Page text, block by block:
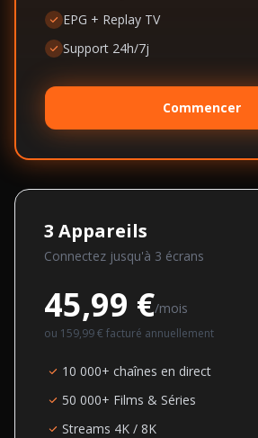
EPG + Replay TV
Support 24h/7j
Commencer
3 Appareils
Connectez jusqu'à 3 écrans
45,99 €/mois
ou 159,99 € facturé annuellement
10 000+ chaînes en direct
50 000+ Films & Séries
Streams 4K / 8K